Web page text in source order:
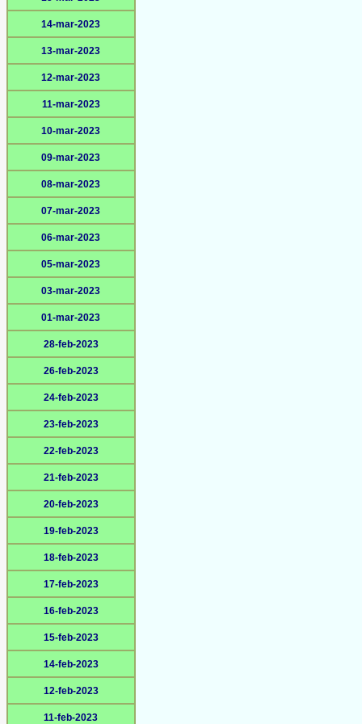
14-mar-2023
13-mar-2023
12-mar-2023
11-mar-2023
10-mar-2023
09-mar-2023
08-mar-2023
07-mar-2023
06-mar-2023
05-mar-2023
03-mar-2023
01-mar-2023
28-feb-2023
26-feb-2023
24-feb-2023
23-feb-2023
22-feb-2023
21-feb-2023
20-feb-2023
19-feb-2023
18-feb-2023
17-feb-2023
16-feb-2023
15-feb-2023
14-feb-2023
12-feb-2023
11-feb-2023